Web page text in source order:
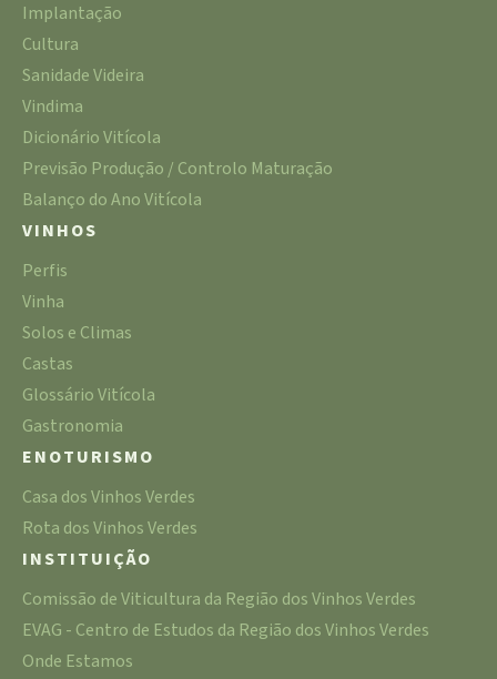
Implantação
Cultura
Sanidade Videira
Vindima
Dicionário Vitícola
Previsão Produção / Controlo Maturação
Balanço do Ano Vitícola
VINHOS
Perfis
Vinha
Solos e Climas
Castas
Glossário Vitícola
Gastronomia
ENOTURISMO
Casa dos Vinhos Verdes
Rota dos Vinhos Verdes
INSTITUIÇÃO
Comissão de Viticultura da Região dos Vinhos Verdes
EVAG - Centro de Estudos da Região dos Vinhos Verdes
Onde Estamos